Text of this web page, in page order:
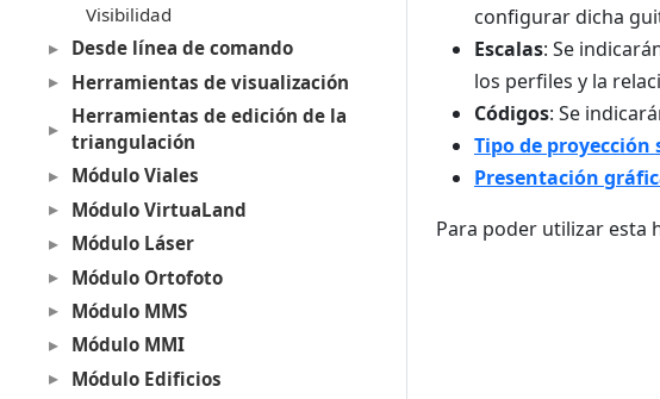
Visibilidad
Desde línea de comando
Herramientas de visualización
Herramientas de edición de la
triangulación
Módulo Viales
Módulo VirtuaLand
Módulo Láser
Módulo Ortofoto
Módulo MMS
Módulo MMI
Módulo Edificios
configurar dicha
Escalas: Se
los perfiles y la
Códigos: Se
Tipo de proyección
Presentación
Para poder utilizar esta